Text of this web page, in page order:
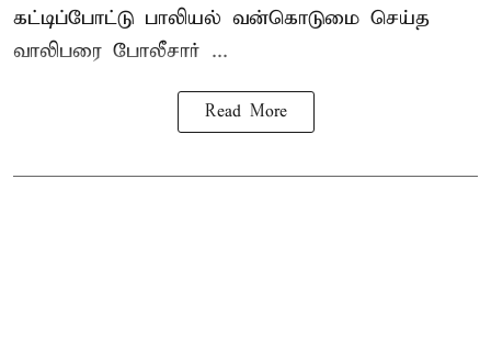
கட்டிப்போட்டு பாலியல் வன்கொடுமை செய்த
வாலிபரை போலீசார் ...
Read More